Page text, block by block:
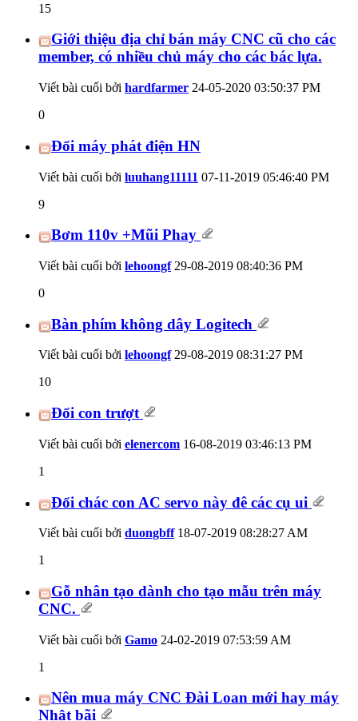
15
Giới thiệu địa chỉ bán máy CNC cũ cho các
member, có nhiều chủ máy cho các bác lựa.
Viết bài cuối bởi hardfarmer 24-05-2020 03:50:37 PM
0
Đổi máy phát điện HN
Viết bài cuối bởi luuhang11111 07-11-2019 05:46:40 PM
9
Bơm 110v +Mũi Phay
Viết bài cuối bởi lehoongf29-08-2019 08:40:36 PM
0
Bàn phím không dây Logitech
Viết bài cuối bởi lehoongf29-08-2019 08:31:27 PM
10
Đổi con trượt
Viết bài cuối bởi elenercom 16-08-2019 03:46:13 PM
1
Đổi chác con AC servo này đê các cụ ui
Viết bài cuối bởi duongbff18-07-2019 08:28:27 AM
1
Gỗ nhân tạo dành cho tạo mẫu trên máy
CNC.
Viết bài cuối bởi Gamo 24-02-2019 07:53:59 AM
1
Nên mua máy CNC Đài Loan mới hay máy
Nhật bãi